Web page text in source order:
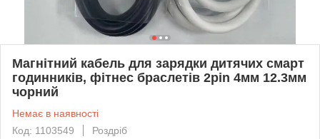
Магнітний кабель для зарядки дитячих смарт
годинників, фітнес браслетів 2pin 4мм 12.3мм
чорний
Немає в наявності
Код: 1103549
Роздріб